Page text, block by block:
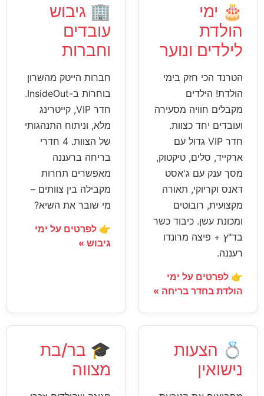
🎂 ימי
הולדת
לילדים ונוער
הטרנד הכי חזק בימי
הולדת! הילדים
מקבלים חוויה מסעירה
ועובדים יחד כצוות.
חדר VIP גדול עם
ארקייד, סלים, טיקטוק,
מסך ענק עם ג'אסט
דאנס וקריוקי, תאורה
מקצועית, רובוטים
ומכונת עשן. כיבוד כשר
בד"ץ + פיצה מרונדו
רעננה.
👉 לפרטים על ימי
הולדת בחדר בריחה »
🏢 גיבוש
עובדים
וחברות
חברות הייטק מהשרון
בוחרות ב-InsideOut.
חדר VIP, קייטרינג
מלא, וניתוח התנהגותי
של הצוות. 4 חדרי
בריחה ברעננה
מאפשרים תחרות
מקבילה בין צוותים –
מי שובר את השיא?
👉 לפרטים על ימי
גיבוש »
💍 הצעות
נישואין
🎓 בר/בת
מצווה